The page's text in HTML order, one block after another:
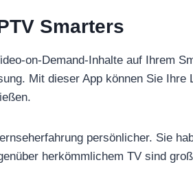
Smarters
on-Demand-Inhalte auf Ihrem
Mit dieser App können Sie Ihre
persönlicher. Sie
herkömmlichem TV sind